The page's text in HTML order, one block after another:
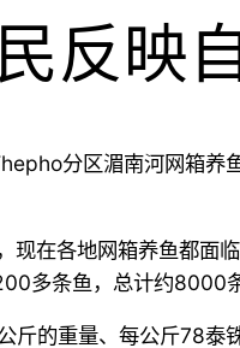
反映
分区湄南河网箱养
现在各地网箱养鱼都面
多条鱼，总计约8000
斤的重量、 每公斤78泰